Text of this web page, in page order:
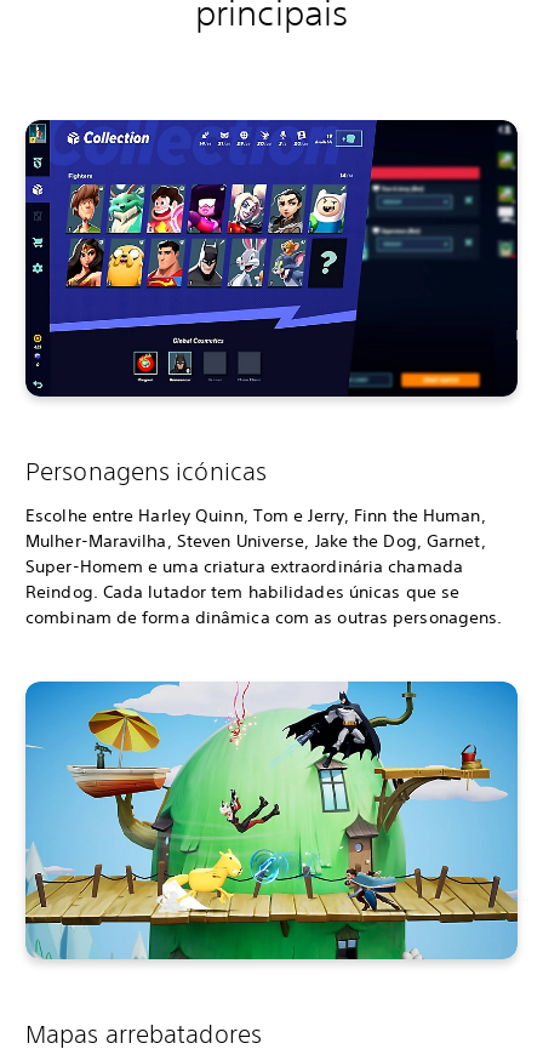
principais
Personagens icónicas
Escolhe entre Harley Quinn, Tom e Jerry, Finn the Human,
Mulher-Maravilha, Steven Universe, Jake the Dog, Garnet,
Super-Homem e uma criatura extraordinária chamada
Reindog. Cada lutador tem habilidades únicas que se
combinam de forma dinâmica com as outras personagens.
Mapas arrebatadores